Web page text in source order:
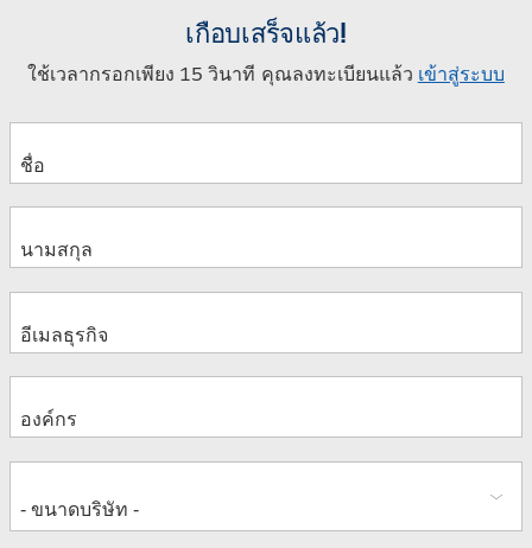
เกือบเสร็จแล้ว!
ใช้เวลากรอกเพียง 15 วินาที คุณลงทะเบียนแล้ว เข้าสู่ระบบ